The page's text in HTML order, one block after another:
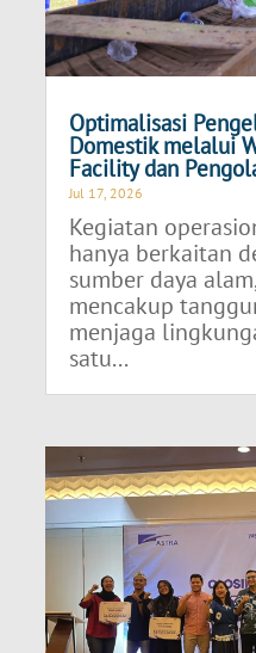
Optimalisasi
Domestik melalui
Facility dan
Jul 17, 2026
Kegiatan
hanya berkaitan
sumber daya
mencakup
menjaga
satu...